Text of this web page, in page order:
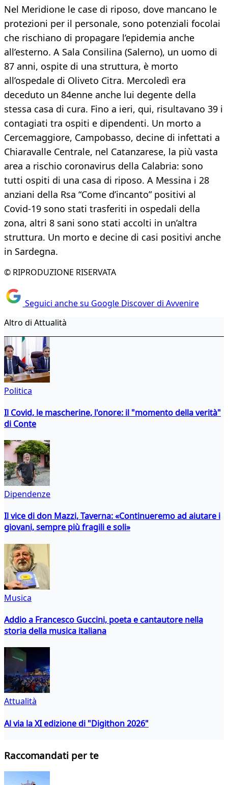
Nel Meridione le case di riposo, dove mancano le
protezioni per il personale, sono potenziali focolai
che rischiano di propagare l’epidemia anche
all’esterno. A Sala Consilina (Salerno), un uomo di
87 anni, ospite di una struttura, è morto
all’ospedale di Oliveto Citra. Mercoledì era
deceduto un 84enne anche lui degente della
stessa casa di cura. Fino a ieri, qui, risultavano 39 i
contagiati tra ospiti e dipendenti. Un morto a
Cercemaggiore, Campobasso, decine di infettati a
Chiaravalle Centrale, nel Catanzarese, la più vasta
area a rischio coronavirus della Calabria: sono
tutti ospiti di una casa di riposo. A Messina i 28
anziani della Rsa “Come d’incanto” positivi al
Covid-19 sono stati trasferiti in ospedali della
zona, altri 8 sani sono stati accolti in un’altra
struttura. Un morto e decine di casi positivi anche
in Sardegna.
© RIPRODUZIONE RISERVATA
Seguici anche su Google Discover di Avvenire
Altro di Attualità
Politica
Il Covid, le mascherine, l'onore: il "momento della verità"
di Conte
Dipendenze
Il vice di don Mazzi, Taverna: «Continueremo ad aiutare i
giovani, sempre più fragili e soli»
Musica
Addio a Francesco Guccini, poeta e cantautore nella
storia della musica italiana
Attualità
Al via la XI edizione di "Digithon 2026"
Raccomandati per te